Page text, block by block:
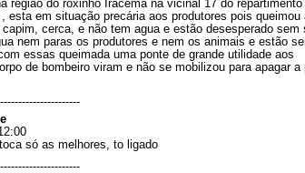
região do roxinho Iracema na vicinal 17 do repartimento
esta em situação precária aos produtores pois queimou
cerca, e não tem agua e estão desesperado sem
nem paras os produtores e nem os animais e estão
essas queimada uma ponte de grande utilidade aos
de bombeiro viram e não se mobilizou para apagar a
só as melhores, to ligado